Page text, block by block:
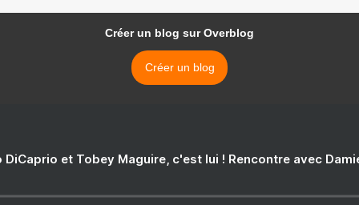
Créer un blog sur Overblog
Créer un blog
DiCaprio et Tobey Maguire, c'est lui ! Rencontre avec